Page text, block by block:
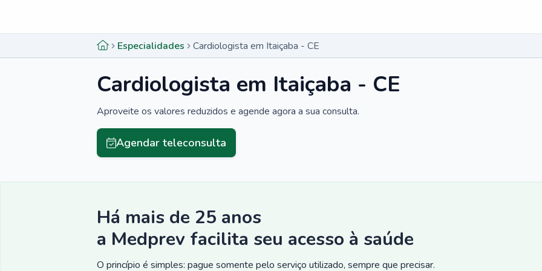
Especialidades Cardiologista em Itaiçaba - CE
Cardiologista em Itaiçaba - CE
Aproveite os valores reduzidos e agende agora a sua consulta.
Agendar teleconsulta
Há mais de 25 anos
a Medprev facilita seu acesso à saúde
O princípio é simples: pague somente pelo serviço utilizado, sempre que precisar.